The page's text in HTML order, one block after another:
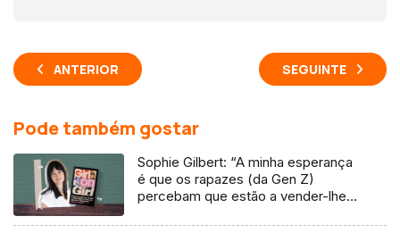
ANTERIOR SEGUINTE
Pode também gostar
Sophie Gilbert: “A minha esperança
é que os rapazes (da Gen Z)
percebam que estão a vender-lhes